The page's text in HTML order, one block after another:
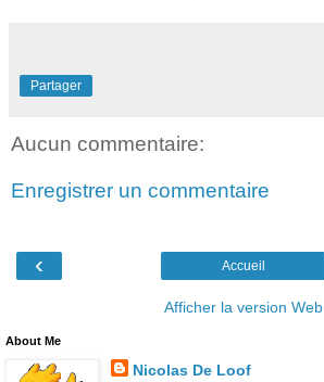
Partager
Aucun commentaire:
Enregistrer un commentaire
‹ Accueil
Afficher la version Web
About Me
Nicolas De Loof